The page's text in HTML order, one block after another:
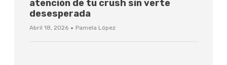
atención de tu crush sin verte
desesperada
Abril 18, 2026 · Pamela López